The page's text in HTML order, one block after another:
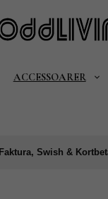
ACCESSOARER
Faktura, Swish &